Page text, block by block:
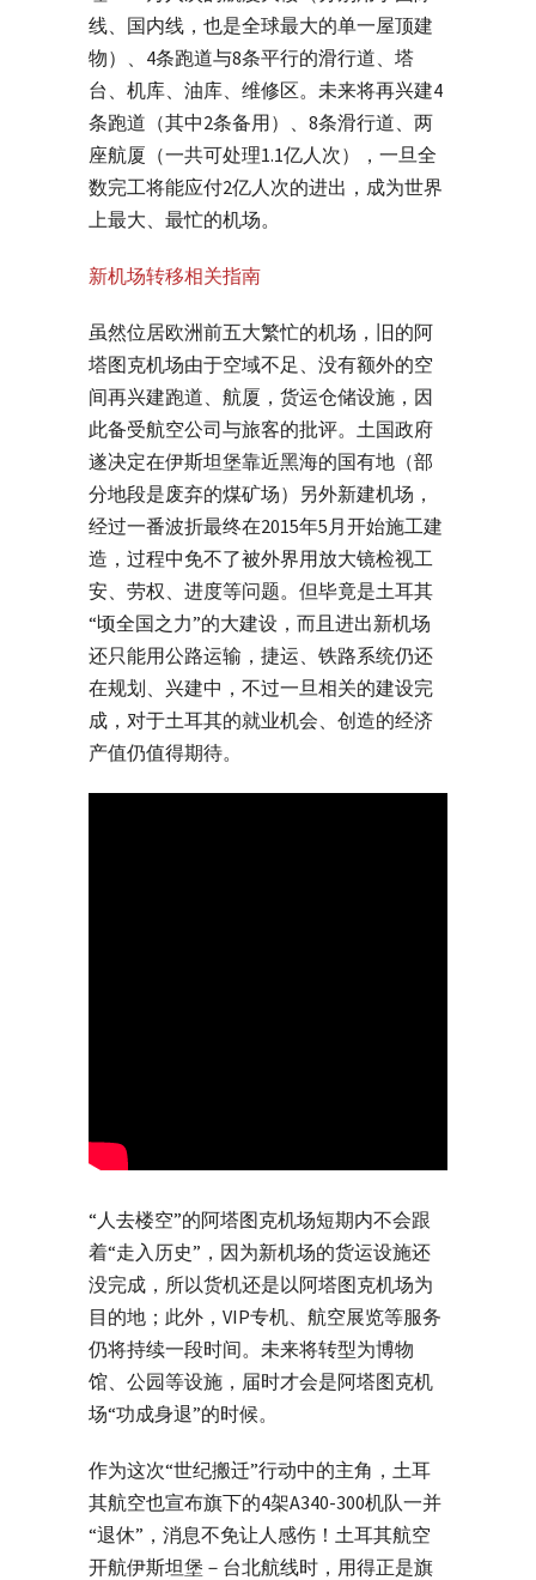
线、国内线，也是全球最大的单一屋顶建
物）、4条跑道与8条平行的滑行道、塔
台、机库、油库、维修区。未来将再兴建4
条跑道（其中2条备用）、8条滑行道、两
座航厦（一共可处理1.1亿人次），一旦全
数完工将能应付2亿人次的进出，成为世界
上最大、最忙的机场。
新机场转移相关指南
虽然位居欧洲前五大繁忙的机场，旧的阿
塔图克机场由于空域不足、没有额外的空
间再兴建跑道、航厦，货运仓储设施，因
此备受航空公司与旅客的批评。土国政府
遂决定在伊斯坦堡靠近黑海的国有地（部
分地段是废弃的煤矿场）另外新建机场，
经过一番波折最终在2015年5月开始施工建
造，过程中免不了被外界用放大镜检视工
安、劳权、进度等问题。但毕竟是土耳其
“顷全国之力”的大建设，而且进出新机场
还只能用公路运输，捷运、铁路系统仍还
在规划、兴建中，不过一旦相关的建设完
成，对于土耳其的就业机会、创造的经济
产值仍值得期待。
“人去楼空”的阿塔图克机场短期内不会跟
着“走入历史”，因为新机场的货运设施还
没完成，所以货机还是以阿塔图克机场为
目的地；此外，VIP专机、航空展览等服务
仍将持续一段时间。未来将转型为博物
馆、公园等设施，届时才会是阿塔图克机
场“功成身退”的时候。
作为这次“世纪搬迁”行动中的主角，土耳
其航空也宣布旗下的4架A340-300机队一并
“退休”，消息不免让人感伤！土耳其航空
开航伊斯坦堡－台北航线时，用得正是旗